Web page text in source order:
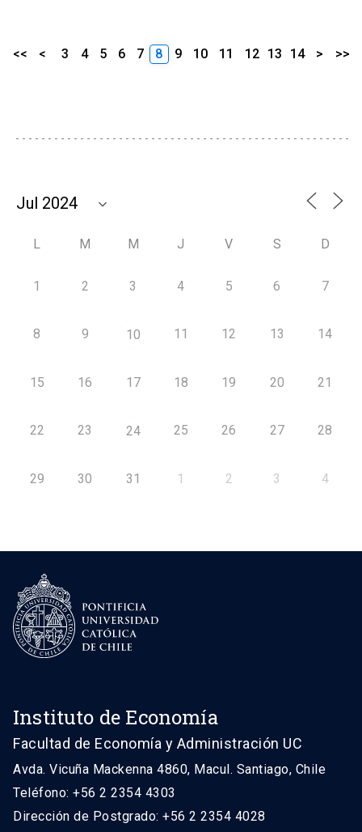
<< < 3 4 5 6 7 8 9 10 11 12 13 14 > >>
L M M J V S D
1 2 3 4 5 6 7
8 9 10 11 12 13 14
15 16 17 18 19 20 21
22 23 24 25 26 27 28
29 30 31 1 2 3 4
Instituto de Economía
Facultad de Economía y Administración UC
Avda. Vicuña Mackenna 4860, Macul. Santiago, Chile
Teléfono: +56 2 2354 4303
Dirección de Postgrado: +56 2 2354 4028